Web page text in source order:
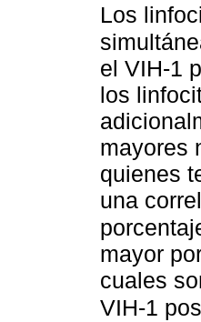
Los
el VIH-1
los
mayores
quienes
una
mayor
cuales
VIH-1